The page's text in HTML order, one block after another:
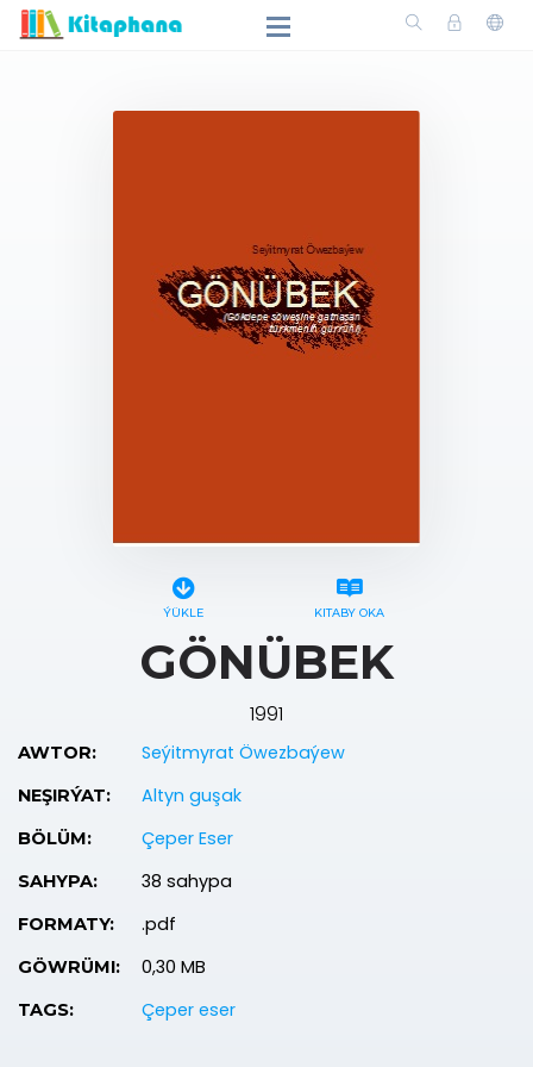
ÝÜKLE KITABY OKA
GÖNÜBEK
1991
AWTOR: Seýitmyrat Öwezbaýew
NEŞIRÝAT: Altyn guşak
BÖLÜM: Çeper Eser
SAHYPA: 38 sahypa
FORMATY: .pdf
GÖWRÜMI: 0,30 MB
TAGS: Çeper eser